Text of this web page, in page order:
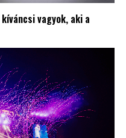
vagyok, aki a